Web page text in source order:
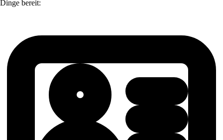
Dinge bereit: